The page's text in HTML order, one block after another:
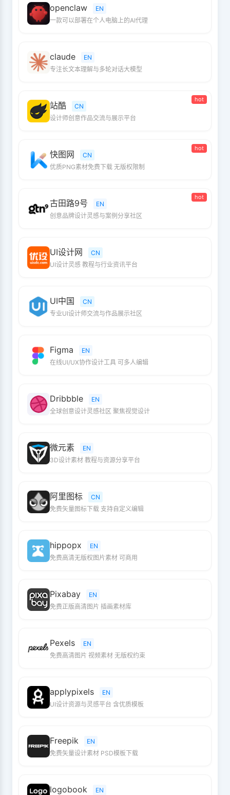
openclaw
EN
一款可以部署在个人电脑上的AI代理
claude
EN
专注长文本理解与多轮对话大模型
hot
站酷
CN
设计师创意作品交流与展示平台
hot
快图网
CN
优质PNG素材免费下载 无版权限制
hot
古田路9号
EN
创意品牌设计灵感与案例分享社区
UI设计网
CN
UI设计灵感 教程与行业资讯平台
UI中国
CN
专业UI设计师交流与作品展示社区
Figma
EN
在线UI/UX协作设计工具 可多人编辑
Dribbble
EN
全球创意设计灵感社区 聚焦视觉设计
微元素
EN
3D设计素材 教程与资源分享平台
阿里图标
CN
免费矢量图标下载 支持自定义编辑
hippopx
EN
免费高清无版权图片素材 可商用
Pixabay
EN
免费正版高清图片 插画素材库
Pexels
EN
免费高清图片 视频素材 无版权约束
applypixels
EN
UI设计资源与灵感平台 含优质模板
Freepik
EN
免费矢量设计素材 PSD模板下载
logobook EN